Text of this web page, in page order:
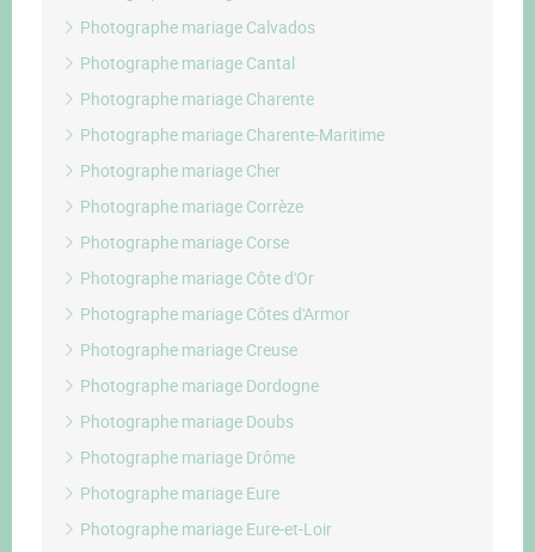
Photographe mariage Calvados
Photographe mariage Cantal
Photographe mariage Charente
Photographe mariage Charente-Maritime
Photographe mariage Cher
Photographe mariage Corrèze
Photographe mariage Corse
Photographe mariage Côte d'Or
Photographe mariage Côtes d'Armor
Photographe mariage Creuse
Photographe mariage Dordogne
Photographe mariage Doubs
Photographe mariage Drôme
Photographe mariage Eure
Photographe mariage Eure-et-Loir